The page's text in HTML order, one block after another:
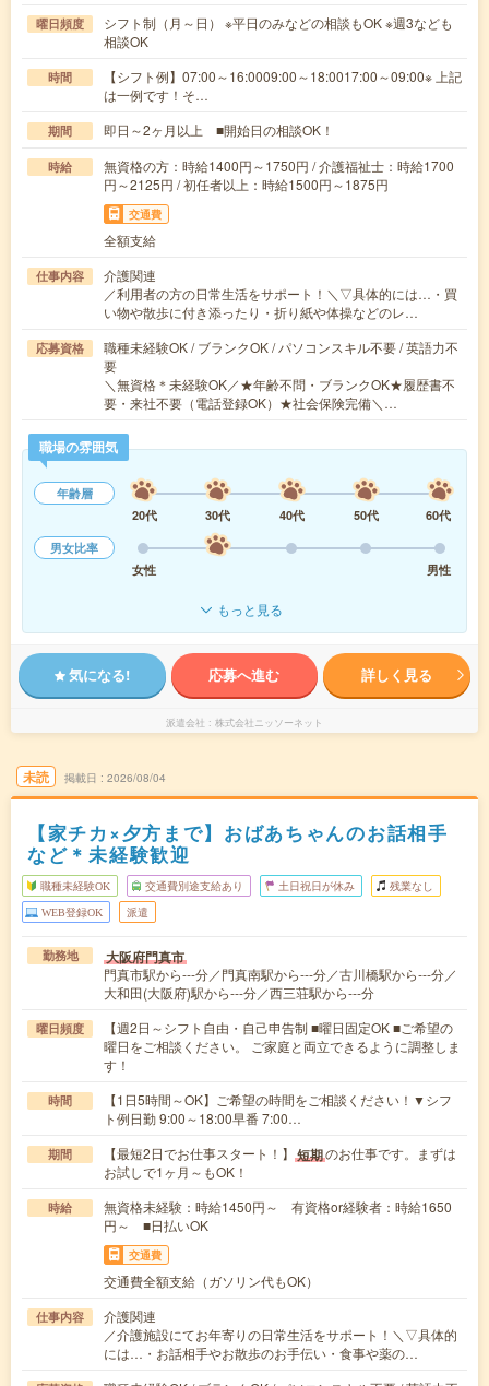
曜日頻度
シフト制（月～日） ※平日のみなどの相談もOK ※週3なども
相談OK
時間
【シフト例】07:00～16:0009:00～18:0017:00～09:00※ 上記
は一例です！そ…
期間 即日～2ヶ月以上 ■開始日の相談OK！
時給
無資格の方：時給1400円～1750円 / 介護福祉士：時給1700
円～2125円 / 初任者以上：時給1500円～1875円
交通費
全額支給
仕事内容
介護関連
／利用者の方の日常生活をサポート！＼▽具体的には…・買
い物や散歩に付き添ったり・折り紙や体操などのレ…
応募資格
職種未経験OK / ブランクOK / パソコンスキル不要 / 英語力不
要
＼無資格＊未経験OK／★年齢不問・ブランクOK★履歴書不
要・来社不要（電話登録OK）★社会保険完備＼…
職場の雰囲気
年齢層
20代
30代 40代 50代
60代
男女比率
女性
男性
もっと見る
気になる! 応募へ進む 詳しく見る
派遣会社 株式会社ニッソーネット
未読 掲載日 2026/08/04
【家チカ×夕方まで】おばあちゃんのお話相手
など＊未経験歓迎
職種未経験OK 交通費別途支給あり 土日祝日が休み 残業なし
WEB登録OK 派遣
勤務地 大阪府門真市
門真市駅から---分／門真南駅から---分／古川橋駅から---分／
大和田(大阪府)駅から---分／西三荘駅から---分
曜日頻度
【週2日～シフト自由・自己申告制 ■曜日固定OK ■ご希望の
曜日をご相談ください。 ご家庭と両立できるように調整しま
す！
時間
【1日5時間～OK】ご希望の時間をご相談ください！▼シフ
ト例日勤 9:00～18:00早番 7:00…
期間 【最短2日でお仕事スタート！】 短期のお仕事です。まずは
お試しで1ヶ月～もOK！
時給
無資格未経験：時給1450円～ 有資格or経験者：時給1650
円～ ■日払いOK
交通費
交通費全額支給（ガソリン代もOK）
仕事内容
介護関連
／介護施設にてお年寄りの日常生活をサポート！＼▽具体的
には…・お話相手やお散歩のお手伝い・食事や薬の…